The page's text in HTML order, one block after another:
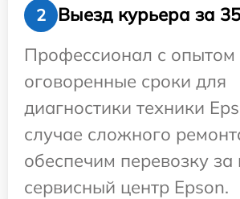
2
Выезд курьера за
Профессионал с опытом
оговоренные сроки для
диагностики техники
случае сложного
обеспечим перевозку за
сервисный центр Epson.